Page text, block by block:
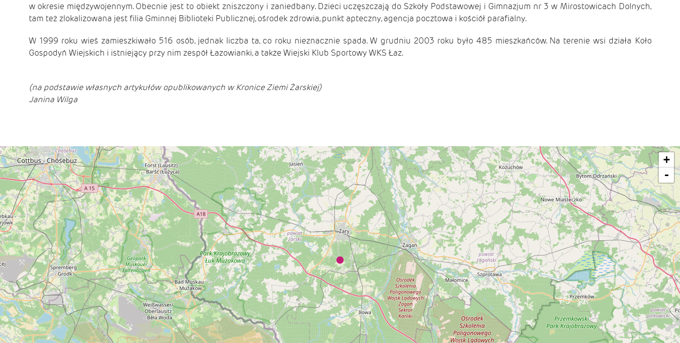
w okresie międzywojennym. Obecnie jest to obiekt zniszczony i zaniedbany. Dzieci uczęszczają do Szkoły Podstawowej i Gimnazjum nr 3 w Mirostowicach Dolnych,
tam też zlokalizowana jest filia Gminnej Biblioteki Publicznej, ośrodek zdrowia, punkt apteczny, agencja pocztowa i kościół parafialny.
W 1999 roku wieś zamieszkiwało 516 osób, jednak liczba ta, co roku nieznacznie spada. W grudniu 2003 roku było 485 mieszkańców. Na terenie wsi działa Koło
Gospodyń Wiejskich i istniejący przy nim zespół Łazowianki, a także Wiejski Klub Sportowy WKS Łaz.
(na podstawie własnych artykułów opublikowanych w Kronice Ziemi Żarskiej)
Janina Wilga
+
-